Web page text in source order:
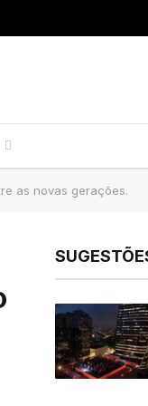
as novas gerações.